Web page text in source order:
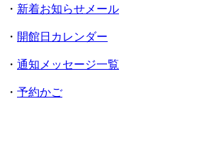
・ 新着お知らせメール
・ 開館日カレンダー
・ 通知メッセージ一覧
・ 予約かご